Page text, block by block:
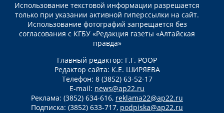
Использование текстовой информации разрешается
только при указании активной гиперссылки на сайт.
Использование фотографий запрещается без
согласования с КГБУ «Редакция газеты «Алтайская
правда»
Главный редактор: Г.Г. РООР
Редактор сайта: К.Е. ШИРЯЕВА
Телефон: 8 (3852) 63-52-17
E-mail: news@ap22.ru
Реклама: (3852) 634-616, reklama22@ap22.ru
Подписка: (3852) 633-717, podpiska@ap22.ru